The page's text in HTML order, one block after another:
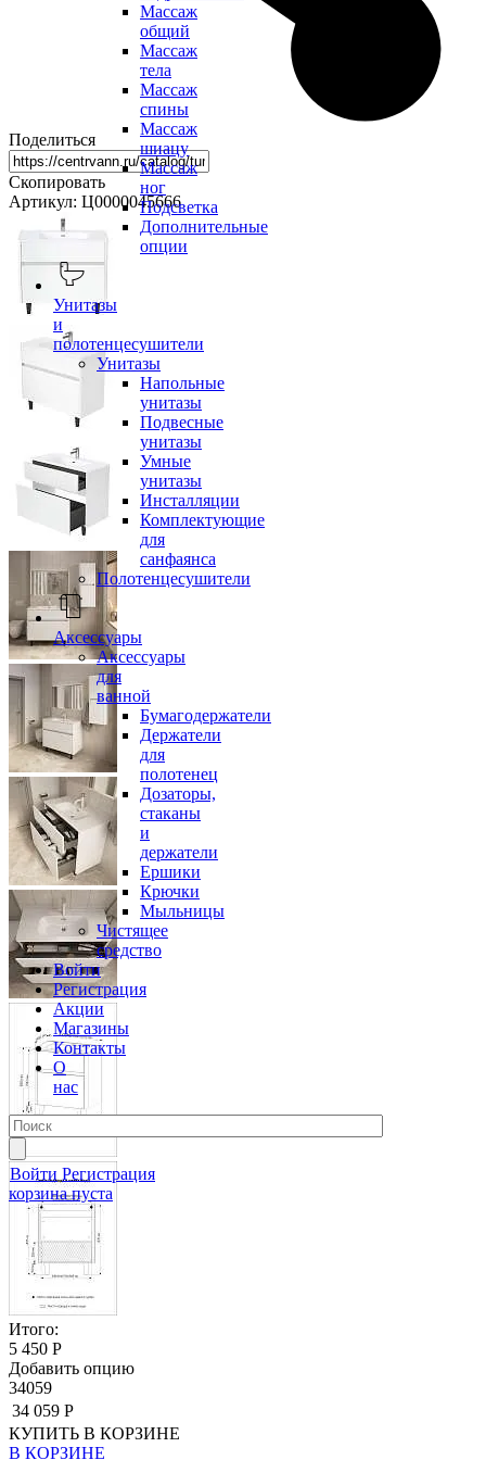
Массаж
общий
Массаж
тела
Массаж
спины
Массаж
шиацу
Массаж
ног
Подсветка
Дополнительные
опции
Унитазы
и
полотенцесушители
Унитазы
Напольные
унитазы
Подвесные
унитазы
Умные
унитазы
Инсталляции
Комплектующие
для
санфаянса
Полотенцесушители
Аксессуары
Аксессуары
для
ванной
Бумагодержатели
Держатели
для
полотенец
Дозаторы,
стаканы
и
держатели
Ершики
Крючки
Мыльницы
Чистящее
средство
Войти
Регистрация
Акции
Магазины
Контакты
О
нас
Войти Регистрация
корзина пуста
Поделиться
Скопировать
Артикул: Ц0000045666
Итого:
5 450 Р
Добавить опцию
34059
34 059 Р
КУПИТЬ В КОРЗИНЕ
В КОРЗИНЕ